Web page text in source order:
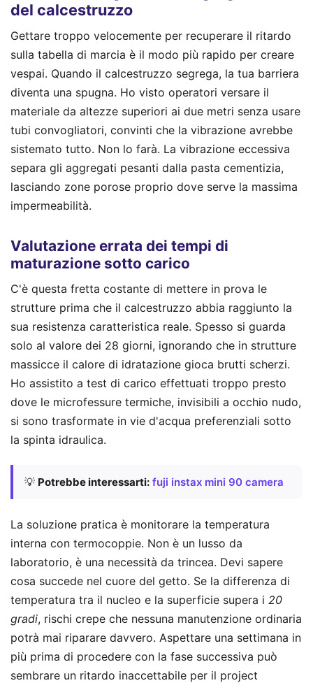
del calcestruzzo
Gettare troppo velocemente per recuperare il ritardo
sulla tabella di marcia è il modo più rapido per creare
vespai. Quando il calcestruzzo segrega, la tua barriera
diventa una spugna. Ho visto operatori versare il
materiale da altezze superiori ai due metri senza usare
tubi convogliatori, convinti che la vibrazione avrebbe
sistemato tutto. Non lo farà. La vibrazione eccessiva
separa gli aggregati pesanti dalla pasta cementizia,
lasciando zone porose proprio dove serve la massima
impermeabilità.
Valutazione errata dei tempi di
maturazione sotto carico
C'è questa fretta costante di mettere in prova le
strutture prima che il calcestruzzo abbia raggiunto la
sua resistenza caratteristica reale. Spesso si guarda
solo al valore dei 28 giorni, ignorando che in strutture
massicce il calore di idratazione gioca brutti scherzi.
Ho assistito a test di carico effettuati troppo presto
dove le microfessure termiche, invisibili a occhio nudo,
si sono trasformate in vie d'acqua preferenziali sotto
la spinta idraulica.
💡 Potrebbe interessarti: fuji instax mini 90 camera
La soluzione pratica è monitorare la temperatura
interna con termocoppie. Non è un lusso da
laboratorio, è una necessità da trincea. Devi sapere
cosa succede nel cuore del getto. Se la differenza di
temperatura tra il nucleo e la superficie supera i 20
gradi, rischi crepe che nessuna manutenzione ordinaria
potrà mai riparare davvero. Aspettare una settimana in
più prima di procedere con la fase successiva può
sembrare un ritardo inaccettabile per il project